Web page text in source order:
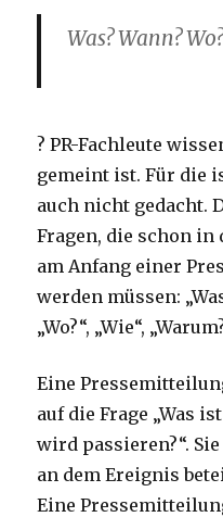
Was? Wann?
? PR-Fachleute
gemeint ist. Für die
auch nicht gedacht.
Fragen, die schon
am Anfang einer
werden müssen:
„Wo?“, „Wie“,
Eine
auf die Frage „Was
wird passieren?“.
an dem Ereignis
Eine